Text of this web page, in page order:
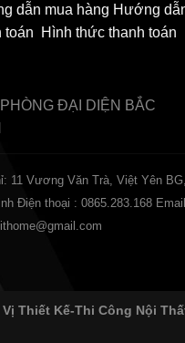
dẫn mua hàng Hướng
toán
Hình thức thanh toán
ĐẠI DIỆN BẮC
11 Vương Văn Trà, Việt Yên BG,
Điện thoại : 0865.283.168 Email
Thiết Kế-Thi Công Nội